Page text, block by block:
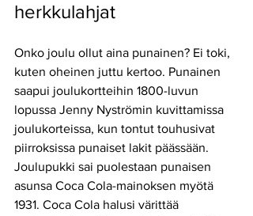
herkkulahjat
Onko joulu ollut aina punainen? Ei toki,
kuten oheinen juttu kertoo. Punainen
saapui joulukortteihin 1800-luvun
lopussa Jenny Nyströmin kuvittamissa
joulukorteissa, kun tontut touhusivat
piirroksissa punaiset lakit päässään.
Joulupukki sai puolestaan punaisen
asunsa Coca Cola-mainoksen myötä
1931. Coca Cola halusi värittää